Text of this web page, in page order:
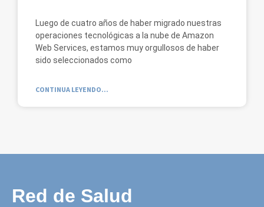
Luego de cuatro años de haber migrado nuestras
operaciones tecnológicas a la nube de Amazon
Web Services, estamos muy orgullosos de haber
sido seleccionados como
CONTINUA LEYENDO...
Red de Salud